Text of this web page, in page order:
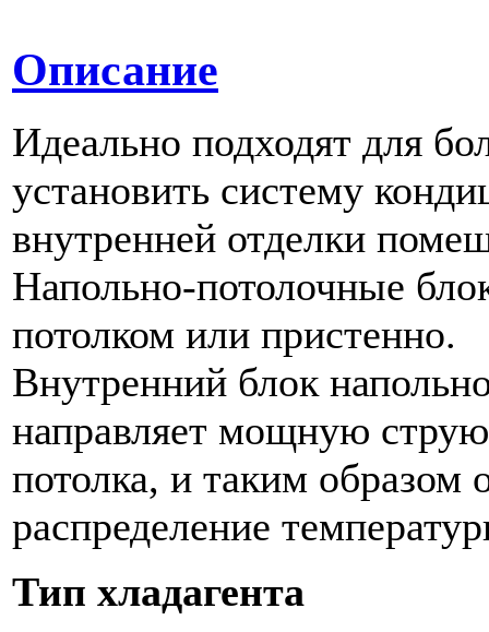
Описание
Идеально подходят для
установить систему
внутренней отделки
Напольно-потолочные
потолком или пристенно.
Внутренний блок
направляет мощную
потолка, и таким образом
распределение
Тип хладагента